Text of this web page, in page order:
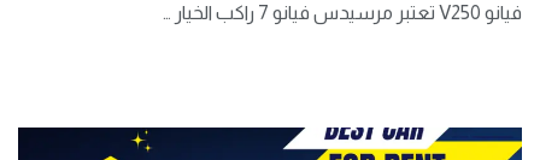
فيانو V250 تعتبر مرسيدس فيانو 7 راكب الخيار …